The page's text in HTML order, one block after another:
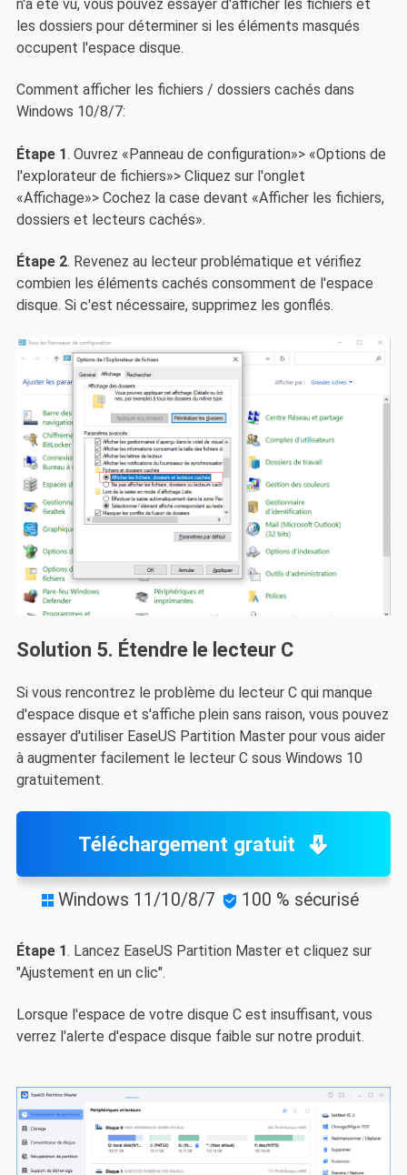
n'a été vu, vous pouvez essayer d'afficher les fichiers et
les dossiers pour déterminer si les éléments masqués
occupent l'espace disque.
Comment afficher les fichiers / dossiers cachés dans
Windows 10/8/7:
Étape 1. Ouvrez «Panneau de configuration»> «Options de
l'explorateur de fichiers»> Cliquez sur l'onglet
«Affichage»> Cochez la case devant «Afficher les fichiers,
dossiers et lecteurs cachés».
Étape 2. Revenez au lecteur problématique et vérifiez
combien les éléments cachés consomment de l'espace
disque. Si c'est nécessaire, supprimez les gonflés.
Solution 5. Étendre le lecteur C
Si vous rencontrez le problème du lecteur C qui manque
d'espace disque et s'affiche plein sans raison, vous pouvez
essayer d'utiliser EaseUS Partition Master pour vous aider
à augmenter facilement le lecteur C sous Windows 10
gratuitement.
Téléchargement gratuit
 Windows 11/10/8/7  100 % sécurisé
Étape 1. Lancez EaseUS Partition Master et cliquez sur
"Ajustement en un clic".
Lorsque l'espace de votre disque C est insuffisant, vous
verrez l'alerte d'espace disque faible sur notre produit.